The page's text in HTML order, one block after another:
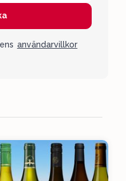
användarvillkor